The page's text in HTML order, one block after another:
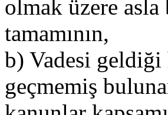
olmak üzere asla
tamamının,
b) Vadesi geldiği
geçmemiş